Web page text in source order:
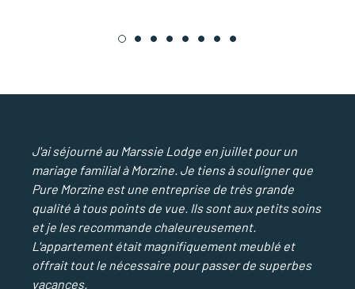
1 2 3 4 5 6 7 8
J'ai séjourné au Marssie Lodge en juillet pour un
mariage familial à Morzine. Je tiens à souligner que
Pure Morzine est une entreprise de très grande
qualité à tous points de vue. Ils sont aux petits soins
et je les recommande chaleureusement.
L'appartement était magnifiquement meublé et
offrait tout le nécessaire pour passer de superbes
vacances.